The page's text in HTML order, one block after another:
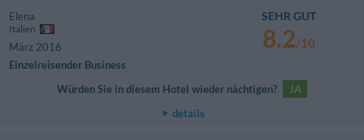
Elena
Italien
März 2016
Einzelreisender Business
SEHR GUT
8.2/10
Würden Sie in diesem Hotel wieder nächtigen?
JA
details